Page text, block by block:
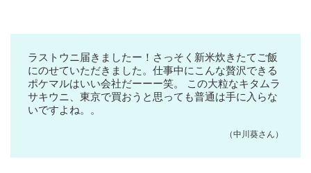
ラストウニ届きましたー！さっそく新米炊きたてご飯
にのせていただきました。仕事中にこんな贅沢できる
ポケマルはいい会社だーーー笑。 この大粒なキタムラ
サキウニ、東京で買おうと思っても普通は手に入らな
いですよね。。
（中川葵さん）